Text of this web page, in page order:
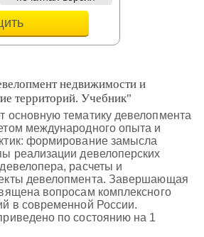
недвижимости и
территорий. Учебник"
основную тематику девелопмента
международного опыта и
формирование замысла
реализации девелоперских
расчеты и
девелопмента. Завершающая
вопросам комплексного
в современной России.
по состоянию на 1